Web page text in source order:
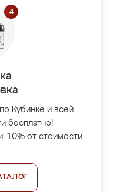
Кубинке и всей
бесплатно!
10% от стоимости